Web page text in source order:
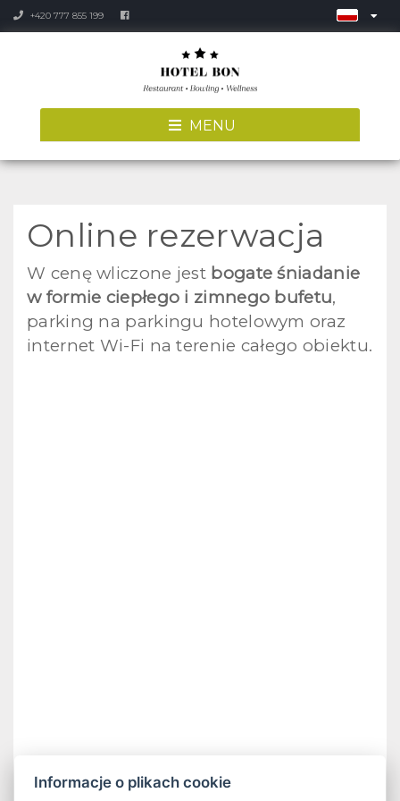
+420 777 855 199
MENU
Online rezerwacja
W cenę wliczone jest bogate śniadanie
w formie ciepłego i zimnego bufetu,
parking na parkingu hotelowym oraz
internet Wi-Fi na terenie całego obiektu.
Informacje o plikach cookie